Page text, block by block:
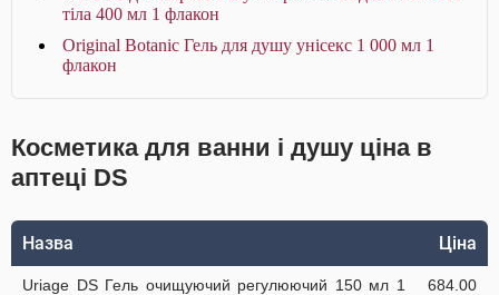
тіла 400 мл 1 флакон
Original Botanic Гель для душу унісекс 1 000 мл 1
флакон
Косметика для ванни і душу ціна в
аптеці DS
Назва Ціна
Uriage DS Гель очищуючий регулюючий 150 мл 1
684.00